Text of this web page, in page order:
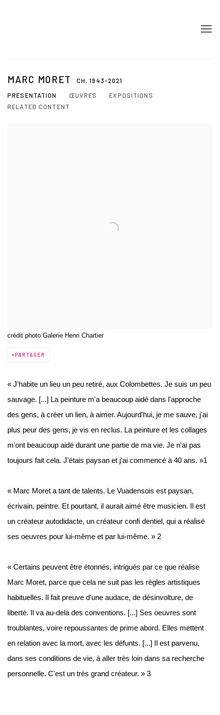
MARC MORET CH,1943-2021
PRÉSENTATION
ŒUVRES
EXPOSITIONS
RELATED CONTENT
crédit photo Galerie Henri Chartier
PARTAGER
« J'habite un lieu un peu retiré, aux Colombettes. Je suis un peu
sauvage. [...] La peinture m'a beaucoup aidé dans l'approche
des gens, à créer un lien, à aimer. Aujourd'hui, je me sauve, j'ai
plus peur des gens, je vis en reclus. La peinture et les collages
m'ont beaucoup aidé durant une partie de ma vie. Je n'ai pas
toujours fait cela. J'étais paysan et j'ai commencé à 40 ans. »1
« Marc Moret a tant de talents. Le Vuadensois est paysan,
écrivain, peintre. Et pourtant, il aurait aimé être musicien. Il est
un créateur autodidacte, un créateur confi dentiel, qui a réalisé
ses oeuvres pour lui-même et par lui-même. » 2
« Certains peuvent être étonnés, intrigués par ce que réalise
Marc Moret, parce que cela ne suit pas les règles artistiques
habituelles. Il fait preuve d'une audace, de désinvolture, de
liberté. Il va au-delà des conventions. [...] Ses oeuvres sont
troublantes, voire repoussantes de prime abord. Elles mettent
en relation avec la mort, avec les défunts. [...] Il est parvenu,
dans ses conditions de vie, à aller très loin dans sa recherche
personnelle. C'est un très grand créateur. » 3